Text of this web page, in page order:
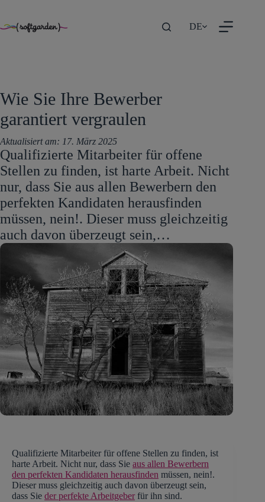
Inhalt
DE
Wie Sie Ihre Bewerber
garantiert vergraulen
Aktualisiert am: 17. März 2025
Qualifizierte Mitarbeiter für offene
Stellen zu finden, ist harte Arbeit. Nicht
nur, dass Sie aus allen Bewerbern den
perfekten Kandidaten herausfinden
müssen, nein!. Dieser muss gleichzeitig
auch davon überzeugt sein,…
Qualifizierte Mitarbeiter für offene Stellen zu finden, ist
harte Arbeit. Nicht nur, dass Sie aus allen Bewerbern
den perfekten Kandidaten herausfinden müssen, nein!.
Dieser muss gleichzeitig auch davon überzeugt sein,
dass Sie der perfekte Arbeitgeber für ihn sind.